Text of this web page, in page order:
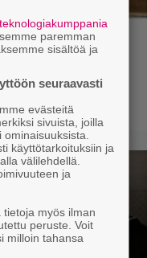
kemia
–
jatko-
paremman
sisältöä ja
seuraavasti
evästeitä
sivuista, joilla
käyttötarkoituksiin ja
välilehdellä.
ja
myös ilman
peruste. Voit
milloin tahansa